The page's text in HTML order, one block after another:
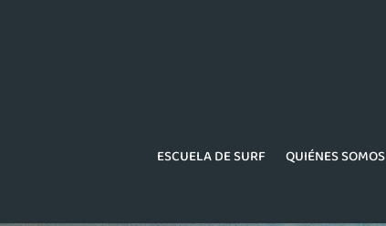
ESCUELA DE SURF QUIÉNES SOMOS